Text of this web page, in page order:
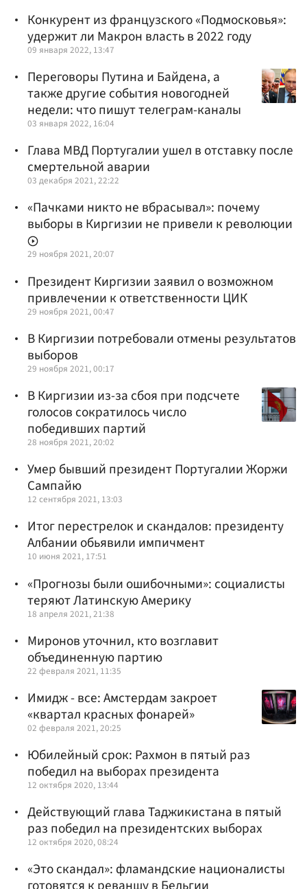
Конкурент из французского «Подмосковья»:
удержит ли Макрон власть в 2022 году
09 января 2022, 13:47
Переговоры Путина и Байдена, а
также другие события новогодней
недели: что пишут телеграм-каналы
03 января 2022, 16:04
Глава МВД Португалии ушел в отставку после
смертельной аварии
03 декабря 2021, 22:22
«Пачками никто не вбрасывал»: почему
выборы в Киргизии не привели к революции
29 ноября 2021, 20:07
Президент Киргизии заявил о возможном
привлечении к ответственности ЦИК
29 ноября 2021, 00:47
В Киргизии потребовали отмены результатов
выборов
29 ноября 2021, 00:17
В Киргизии из-за сбоя при подсчете
голосов сократилось число
победивших партий
28 ноября 2021, 20:02
Умер бывший президент Португалии Жоржи
Сампайю
12 сентября 2021, 13:03
Итог перестрелок и скандалов: президенту
Албании обьявили импичмент
10 июня 2021, 17:51
«Прогнозы были ошибочными»: социалисты
теряют Латинскую Америку
18 апреля 2021, 21:38
Миронов уточнил, кто возглавит
объединенную партию
22 февраля 2021, 11:35
Имидж - все: Амстердам закроет
«квартал красных фонарей»
02 февраля 2021, 20:25
Юбилейный срок: Рахмон в пятый раз
победил на выборах президента
12 октября 2020, 13:44
Действующий глава Таджикистана в пятый
раз победил на президентских выборах
12 октября 2020, 08:24
«Это скандал»: фламандские националисты